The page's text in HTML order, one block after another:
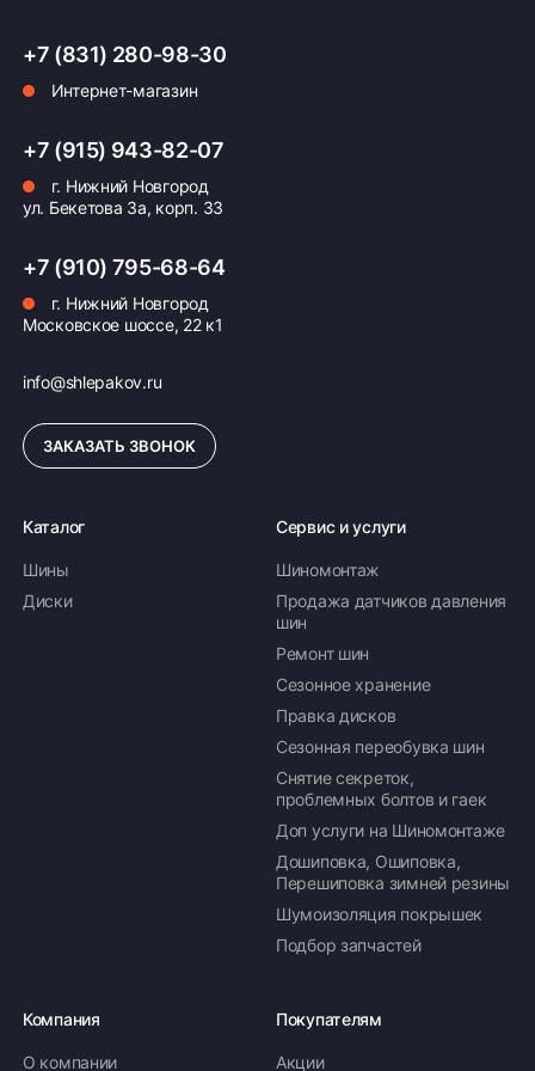
Оплата заказа
Возможна картой, наличными при получении,
формирование счёта для Юр.Лица
+7 (831) 280-98-30
Интернет-магазин
+7 (915) 943-82-07
г. Нижний Новгород
ул. Бекетова 3а, корп. 33
+7 (910) 795-68-64
г. Нижний Новгород
Московское шоссе, 22 к1
info@shlepakov.ru
ЗАКАЗАТЬ ЗВОНОК
Каталог
Шины
Диски
Сервис и услуги
Шиномонтаж
Продажа датчиков давления
шин
Ремонт шин
Сезонное хранение
Правка дисков
Сезонная переобувка шин
Снятие секреток,
проблемных болтов и гаек
Доп услуги на Шиномонтаже
Дошиповка, Ошиповка,
Перешиповка зимней резины
Шумоизоляция покрышек
Подбор запчастей
Компания
О компании
Покупателям
Акции